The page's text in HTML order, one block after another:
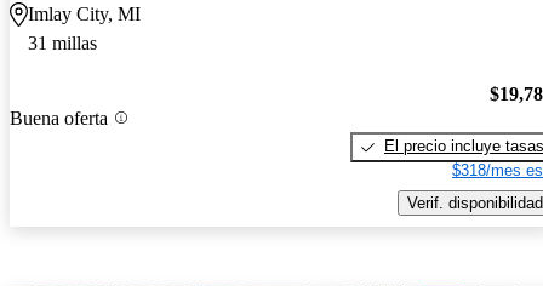
Imlay City, MI
31 millas
Buena oferta
El precio incluye tasas
$318/mes
Verif. disponibilidad